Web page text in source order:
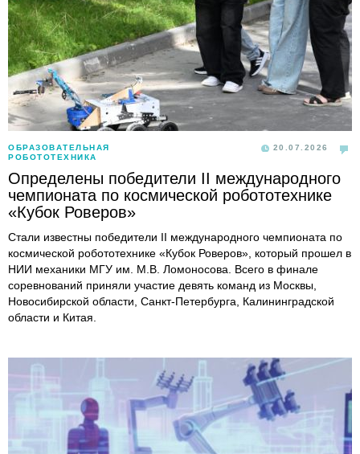
ОБРАЗОВАТЕЛЬНАЯ
РОБОТОТЕХНИКА
20.07.2026
Определены победители II международного
чемпионата по космической робототехнике
«Кубок Роверов»
Стали известны победители II международного чемпионата по
космической робототехнике «Кубок Роверов», который прошел в
НИИ механики МГУ им. М.В. Ломоносова. Всего в финале
соревнований приняли участие девять команд из Москвы,
Новосибирской области, Санкт-Петербурга, Калининградской
области и Китая.